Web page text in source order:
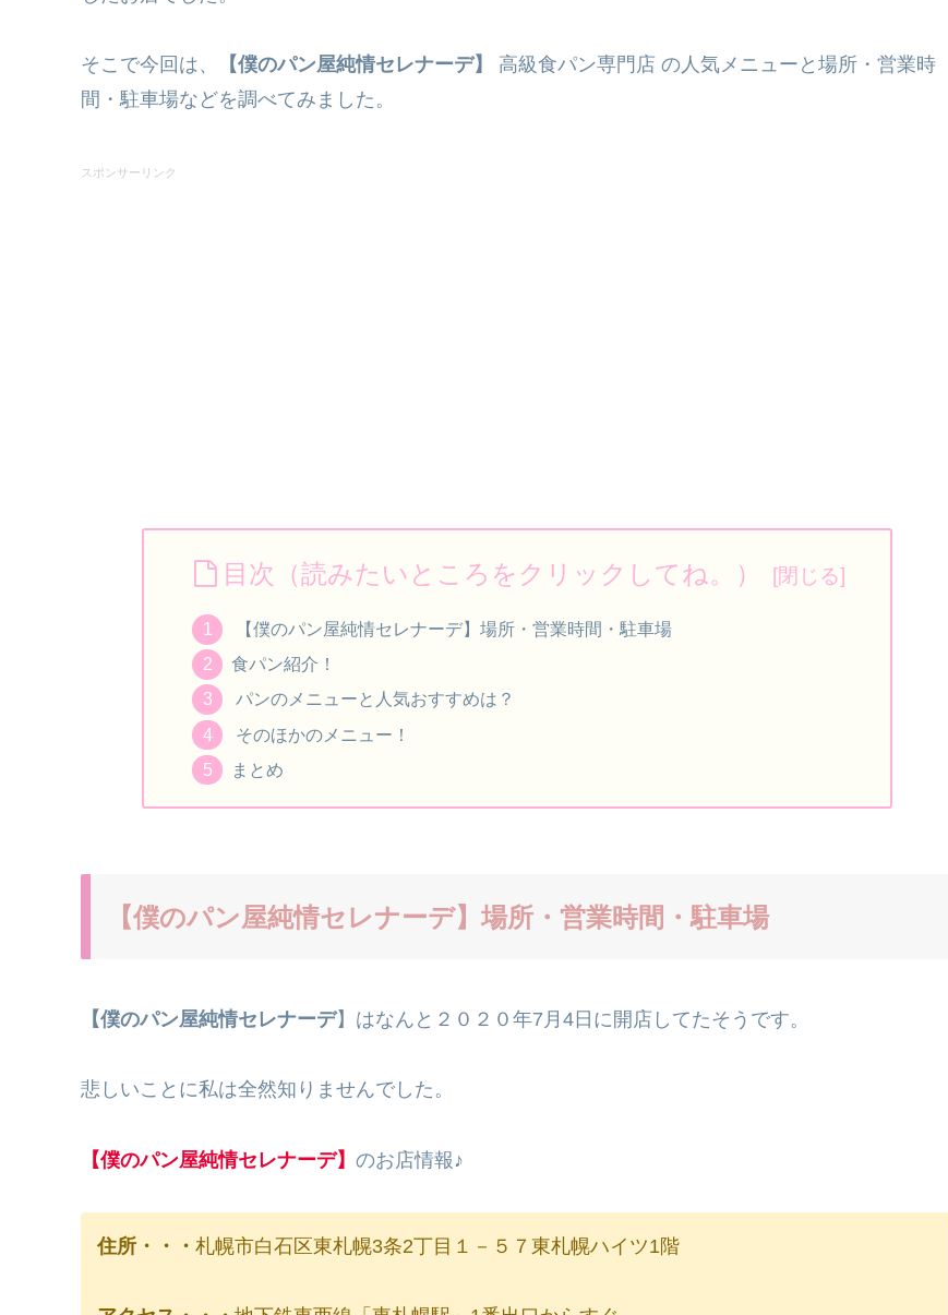
そこで今回は、 【僕のパン屋純情セレナーデ】
高級食パン専門店 の人気メニューと場所・営業時
間・駐車場などを調べてみました。
スポンサーリンク
目次（読みたいところをクリックしてね。）
【僕のパン屋純情セレナーデ】場所・営業時間・駐車場
食パン紹介！
パンのメニューと人気おすすめは？
そのほかのメニュー！
まとめ
【僕のパン屋純情セレナーデ】場所・営業時間・駐車場
【僕のパン屋純情セレナーデ】はなんと２０２０年7月4日に開店してたそうです。
悲しいことに私は全然知りませんでした。
【僕のパン屋純情セレナーデ】 のお店情報♪
住所・・・ 札幌市白石区東札幌3条2丁目１－５７東札幌ハイツ1階